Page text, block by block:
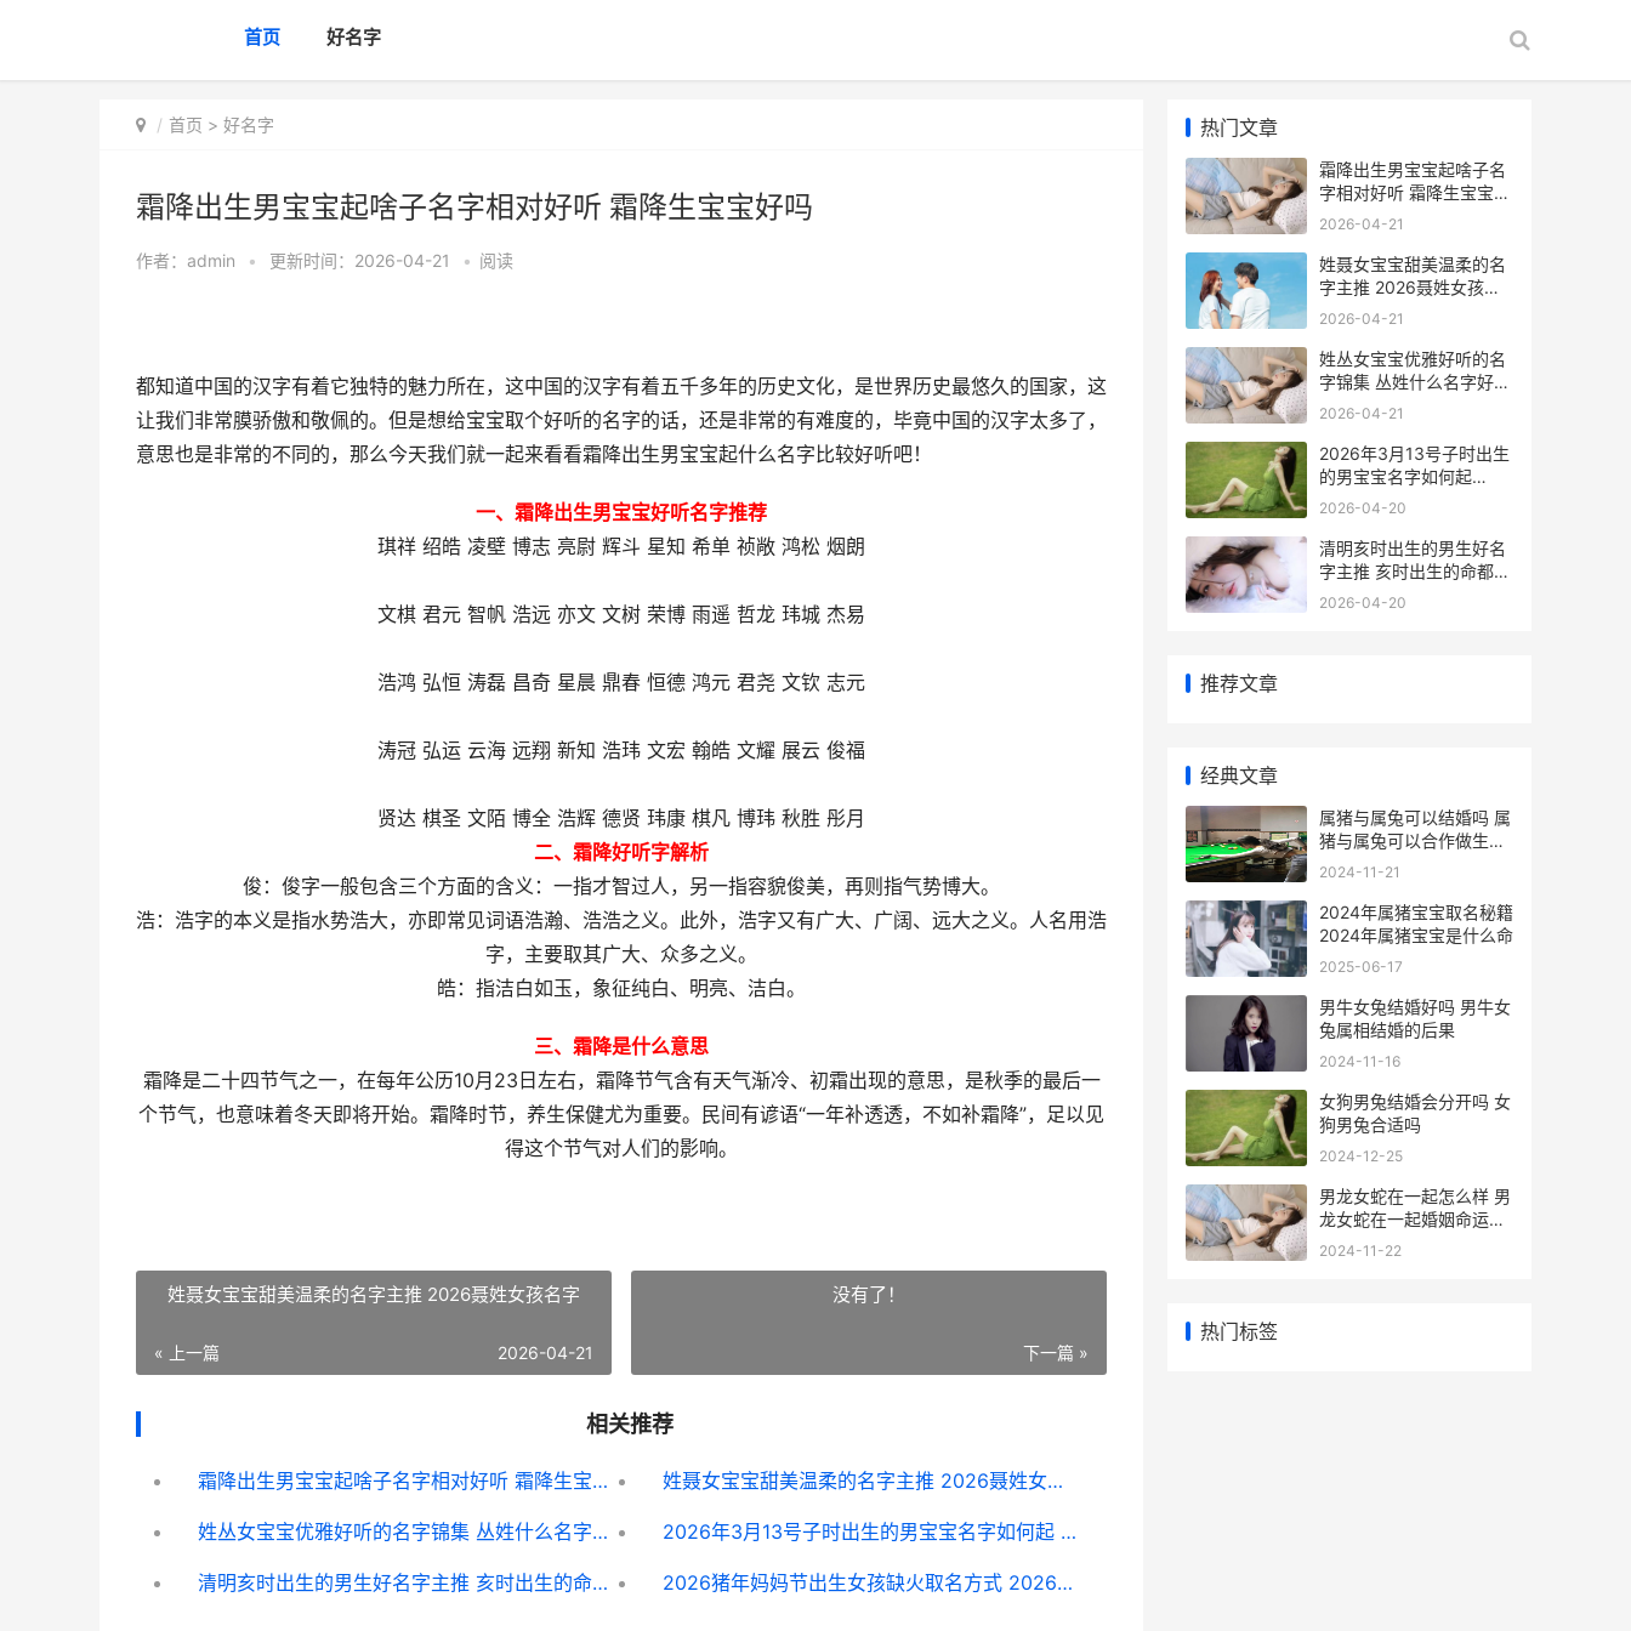
首页 好名字
首页 > 好名字
霜降出生男宝宝起啥子名字相对好听 霜降生宝宝好吗
作者： admin • 更新时间：2026-04-21 • 阅读
都知道中国的汉字有着它独特的魅力所在，这中国的汉字有着五千多年的历史文化，是世界历史最悠久的国家，这
让我们非常膜骄傲和敬佩的。但是想给宝宝取个好听的名字的话，还是非常的有难度的，毕竟中国的汉字太多了，
意思也是非常的不同的，那么今天我们就一起来看看霜降出生男宝宝起什么名字比较好听吧！
一、霜降出生男宝宝好听名字推荐
琪祥 绍皓 凌壁 博志 亮尉 辉斗 星知 希单 祯敞 鸿松 烟朗
文棋 君元 智帆 浩远 亦文 文树 荣博 雨遥 哲龙 玮城 杰易
浩鸿 弘恒 涛磊 昌奇 星晨 鼎春 恒德 鸿元 君尧 文钦 志元
涛冠 弘运 云海 远翔 新知 浩玮 文宏 翰皓 文耀 展云 俊福
贤达 棋圣 文陌 博全 浩辉 德贤 玮康 棋凡 博玮 秋胜 彤月
二、霜降好听字解析
俊：俊字一般包含三个方面的含义：一指才智过人，另一指容貌俊美，再则指气势博大。
浩：浩字的本义是指水势浩大，亦即常见词语浩瀚、浩浩之义。此外，浩字又有广大、广阔、远大之义。人名用浩
字，主要取其广大、众多之义。
皓：指洁白如玉，象征纯白、明亮、洁白。
三、霜降是什么意思
霜降是二十四节气之一，在每年公历10月23日左右，霜降节气含有天气渐冷、初霜出现的意思，是秋季的最后一
个节气，也意味着冬天即将开始。霜降时节，养生保健尤为重要。民间有谚语“一年补透透，不如补霜降”，足以见
得这个节气对人们的影响。
姓聂女宝宝甜美温柔的名字主推 2026聂姓女孩名字
« 上一篇 2026-04-21
没有了！
下一篇 »
相关推荐
霜降出生男宝宝起啥子名字相对好听 霜降生宝宝好吗 姓聂女宝宝甜美温柔的名字主推 2026聂姓女孩名字
姓丛女宝宝优雅好听的名字锦集 丛姓什么名字好听女孩 2026年3月13号子时出生的男宝宝名字如何起 2026年3月13日的农历是几号
清明亥时出生的男生好名字主推 亥时出生的命都不好吗 2026猪年妈妈节出生女孩缺火取名方式 2026年的母亲节
热门文章
霜降出生男宝宝起啥子名
字相对好听 霜降生宝宝好
吗
2026-04-21
姓聂女宝宝甜美温柔的名
字主推 2026聂姓女孩名
字
2026-04-21
姓丛女宝宝优雅好听的名
字锦集 丛姓什么名字好听
女孩
2026-04-21
2026年3月13号子时出生
的男宝宝名字如何起
2026年3月13日的农历是
2026-04-20
清明亥时出生的男生好名
字主推 亥时出生的命都不
好吗
2026-04-20
推荐文章
经典文章
属猪与属兔可以结婚吗 属
猪与属兔可以合作做生意
吗
2024-11-21
2024年属猪宝宝取名秘籍
2024年属猪宝宝是什么命
2025-06-17
男牛女兔结婚好吗 男牛女
兔属相结婚的后果
2024-11-16
女狗男兔结婚会分开吗 女
狗男兔合适吗
2024-12-25
男龙女蛇在一起怎么样 男
龙女蛇在一起婚姻命运运
势怎样
2024-11-22
热门标签